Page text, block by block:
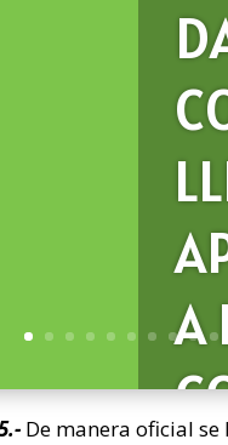
A
De manera oficial se